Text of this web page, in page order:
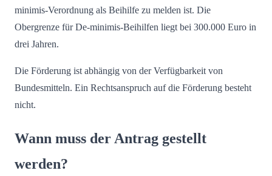
minimis-Verordnung als Beihilfe zu melden ist. Die
Obergrenze für De-minimis-Beihilfen liegt bei 300.000 Euro in
drei Jahren.
Die Förderung ist abhängig von der Verfügbarkeit von
Bundesmitteln. Ein Rechtsanspruch auf die Förderung besteht
nicht.
Wann muss der Antrag gestellt
werden?